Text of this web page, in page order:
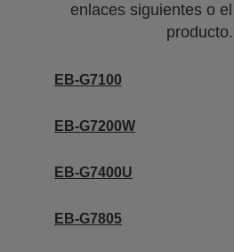
enlaces siguientes o
producto.
EB-G7100
EB-G7200W
EB-G7400U
EB-G7805